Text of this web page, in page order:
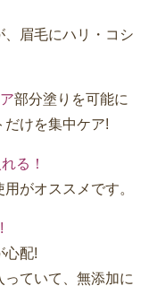
眉毛にハリ・コシ
部分塗りを可能に
だけを集中ケア!
る！
がオススメです。
心配!
っていて、無添加に